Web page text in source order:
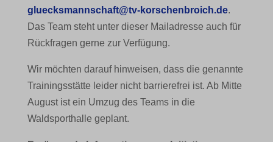
gluecksmannschaft@tv-korschenbroich.de.
Das Team steht unter dieser Mailadresse auch für
Rückfragen gerne zur Verfügung.
Wir möchten darauf hinweisen, dass die genannte
Trainingsstätte leider nicht barrierefrei ist. Ab Mitte
August ist ein Umzug des Teams in die
Waldsporthalle geplant.